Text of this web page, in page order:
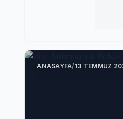
ANASAYFA/13 TEMMUZ